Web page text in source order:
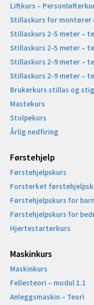
Liftkurs –
Stillaskurs for montører
Stillaskurs 2-5 meter –
Stillaskurs 2-5 meter –
Stillaskurs 2-9 meter –
Stillaskurs 2-9 meter –
Brukerkurs stillas og
Mastekurs
Stolpekurs
Årlig nedfiring
Førstehjelp
Førstehjelpskurs
Forsterket
Førstehjelpskurs for
Førstehjelpskurs for
Hjertestarterkurs
Maskinkurs
Maskinkurs
Fellesteori – modul 1.1
Anleggsmaskin – Teori